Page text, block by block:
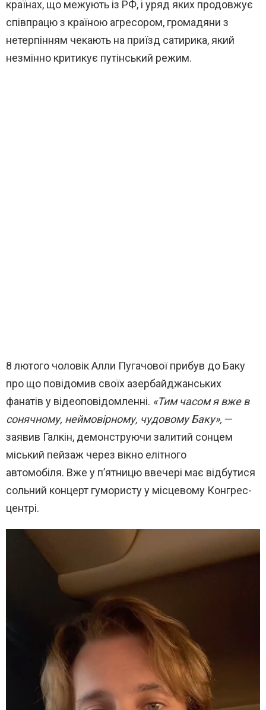
країнах, що межують із РФ, і уряд яких продовжує
співпрацю з країною агресором, громадяни з
нетерпінням чекають на приїзд сатирика, який
незмінно критикує путінський режим.
8 лютого чоловік Алли Пугачової прибув до Баку
про що повідомив своїх азербайджанських
фанатів у відеоповідомленні. «Тим часом я вже в
сонячному, неймовірному, чудовому Баку», —
заявив Галкін, демонструючи залитий сонцем
міський пейзаж через вікно елітного
автомобіля. Вже у п’ятницю ввечері має відбутися
сольний концерт гумористу у місцевому Конгрес-
центрі.